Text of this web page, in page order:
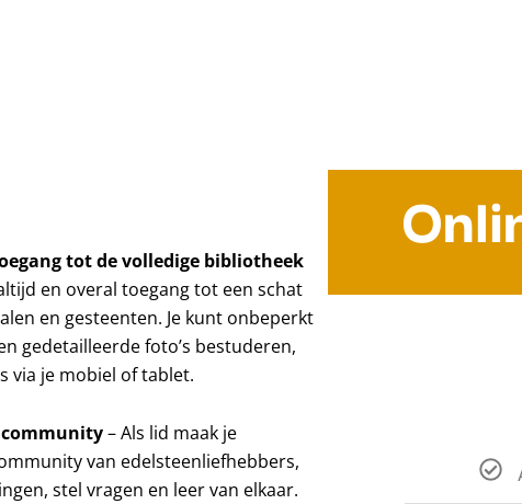
tot de volledige bibliotheek
en overal toegang tot een schat
en gesteenten. Je kunt onbeperkt
gedetailleerde foto’s bestuderen,
via je mobiel of tablet.
community– Als lid maak je
van edelsteenliefhebbers,
stel vragen en leer van elkaar.